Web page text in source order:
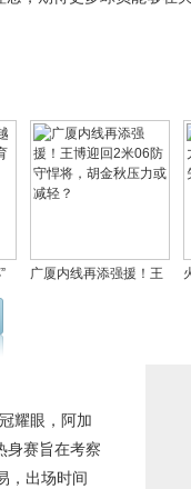
广厦内线再添强援！王
耀眼，阿加
身赛旨在考察
，出场时间